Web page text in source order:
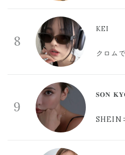
8
KEI
クロム
9
𝐒𝐎𝐍
SHEIN